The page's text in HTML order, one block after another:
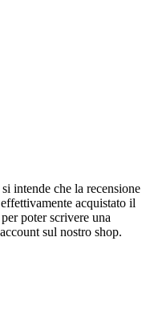
intende che la recensione
acquistato il
poter scrivere una
sul nostro shop.